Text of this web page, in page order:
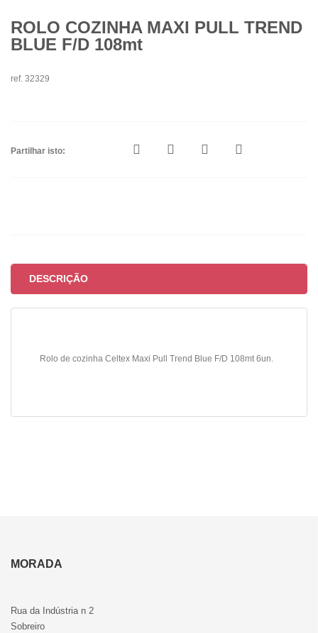
ROLO COZINHA MAXI PULL TREND
BLUE F/D 108mt
ref. 32329
Partilhar isto:
DESCRIÇÃO
Rolo de cozinha Celtex Maxi Pull Trend Blue F/D 108mt 6un.
MORADA
Rua da Indústria n 2
Sobreiro